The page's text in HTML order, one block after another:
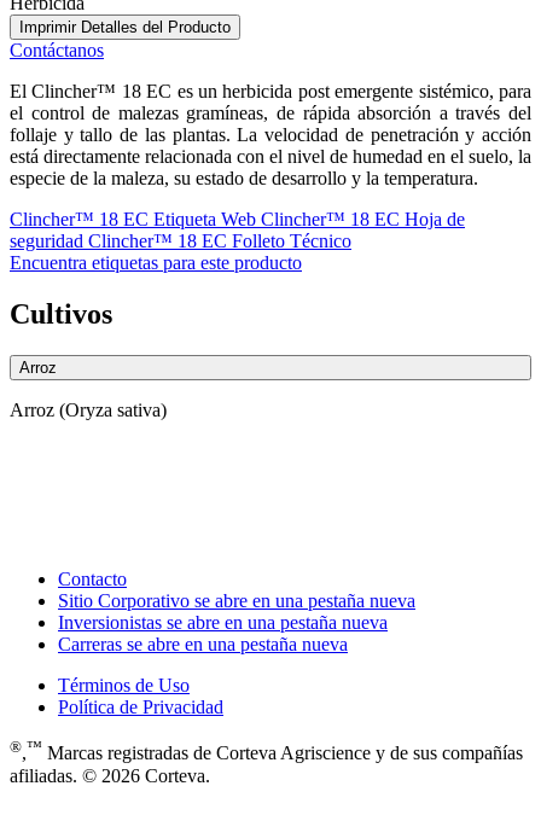
Imprimir Detalles del Producto
Contáctanos
El Clincher™ 18 EC es un herbicida post emergente sistémico, para
el control de malezas gramíneas, de rápida absorción a través del
follaje y tallo de las plantas. La velocidad de penetración y acción
está directamente relacionada con el nivel de humedad en el suelo, la
especie de la maleza, su estado de desarrollo y la temperatura.
Clincher™ 18 EC Etiqueta Web Clincher™ 18 EC Hoja de
seguridad Clincher™ 18 EC Folleto Técnico
Encuentra etiquetas para este producto
Cultivos
Arroz
Arroz (Oryza sativa)
Contacto
Sitio Corporativo se abre en una pestaña nueva
Inversionistas se abre en una pestaña nueva
Carreras se abre en una pestaña nueva
Términos de Uso
Política de Privacidad
®,™ Marcas registradas de Corteva Agriscience y de sus compañías
afiliadas. © 2026 Corteva.